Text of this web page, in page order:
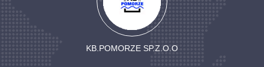
IZOTECHNIK ZBIGNIEW ROLA I